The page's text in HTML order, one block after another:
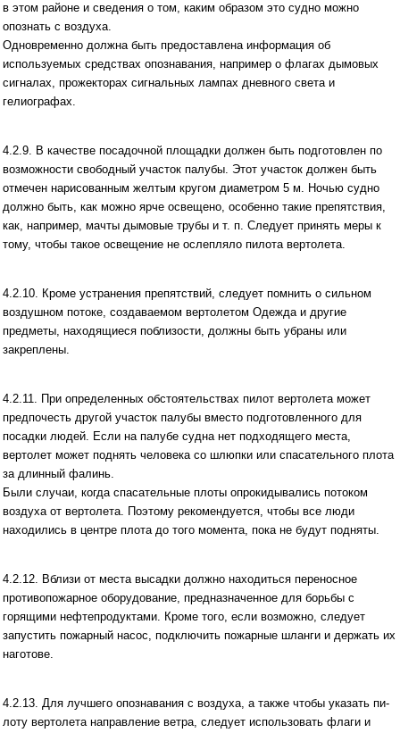
в этом районе и сведения о том, каким образом это судно можно
опознать с воздуха.
Одновременно должна быть предоставлена информация об
используемых средствах опознавания, например о флагах дымовых
сигналах, прожекторах сигнальных лампах дневного света и
гелиографах.
4.2.9. В качестве посадочной площадки должен быть подготовлен по
возможности свободный участок палубы. Этот участок должен быть
отмечен нарисованным желтым кругом диаметром 5 м. Ночью судно
должно быть, как можно ярче освещено, особенно такие препятствия,
как, например, мачты дымовые трубы и т. п. Следует принять меры к
тому, чтобы такое освещение не ослепляло пилота вертолета.
4.2.10. Кроме устранения препятствий, следует помнить о сильном
воздушном потоке, создаваемом вертолетом Одежда и другие
предметы, находящиеся поблизости, должны быть убраны или
закреплены.
4.2.11. При определенных обстоятельствах пилот вертолета может
предпочесть другой участок палубы вместо подготовленного для
посадки людей. Если на палубе судна нет подходящего места,
вертолет может поднять человека со шлюпки или спасательного плота
за длинный фалинь.
Были случаи, когда спасательные плоты опрокидывались потоком
воздуха от вертолета. Поэтому рекомендуется, чтобы все люди
находились в центре плота до того момента, пока не будут подняты.
4.2.12. Вблизи от места высадки должно находиться переносное
противопожарное оборудование, предназначенное для борьбы с
горящими нефтепродуктами. Кроме того, если возможно, следует
запустить пожарный насос, подключить пожарные шланги и держать их
наготове.
4.2.13. Для лучшего опознавания с воздуха, а также чтобы указать пи­
лоту вертолета направление ветра, следует использовать флаги и